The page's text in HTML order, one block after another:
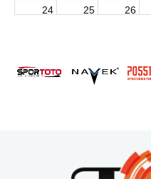
24 25 26